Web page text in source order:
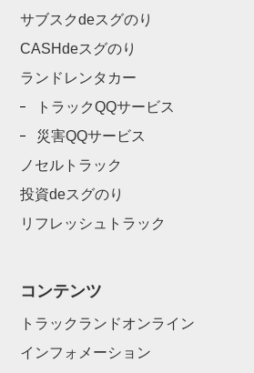
サブスクdeスグのり
CASHdeスグのり
ランドレンタカー
トラックQQサービス
災害QQサービス
ノセルトラック
投資deスグのり
リフレッシュトラック
コンテンツ
トラックランドオンライン
インフォメーション